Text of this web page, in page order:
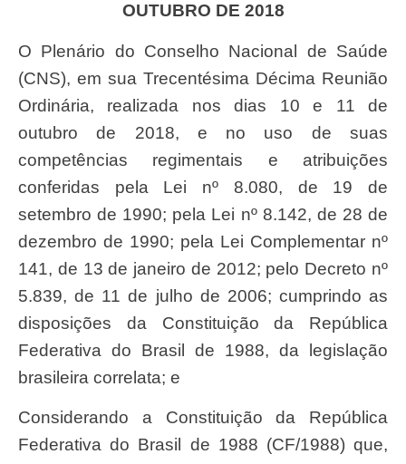
OUTUBRO DE 2018
O Plenário do Conselho Nacional de Saúde
(CNS), em sua Trecentésima Décima Reunião
Ordinária, realizada nos dias 10 e 11 de
outubro de 2018, e no uso de suas
competências regimentais e atribuições
conferidas pela Lei nº 8.080, de 19 de
setembro de 1990; pela Lei nº 8.142, de 28 de
dezembro de 1990; pela Lei Complementar nº
141, de 13 de janeiro de 2012; pelo Decreto nº
5.839, de 11 de julho de 2006; cumprindo as
disposições da Constituição da República
Federativa do Brasil de 1988, da legislação
brasileira correlata; e
considerando a Constituição da República
Federativa do Brasil de 1988 (CF/1988) que,